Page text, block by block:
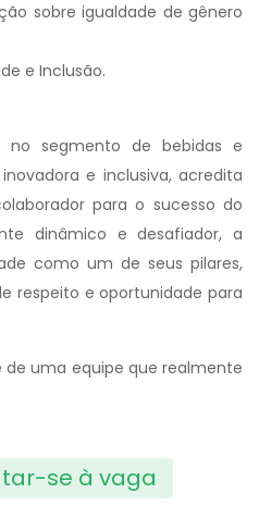
sobre igualdade de gênero
e Inclusão.
no segmento de bebidas e
e inclusiva, acredita
para o sucesso do
dinâmico e desafiador, a
como um de seus pilares,
respeito e oportunidade para
uma equipe que realmente
se à vaga